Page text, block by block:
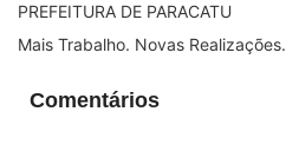
PREFEITURA DE PARACATU
Mais Trabalho. Novas Realizações.
Comentários